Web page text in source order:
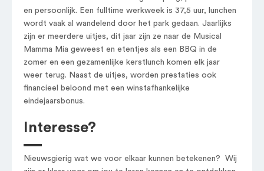
en persoonlijk. Een fulltime werkweek is 37,5 uur, lunchen
wordt vaak al wandelend door het park gedaan. Jaarlijks
zijn er meerdere uitjes, dit jaar zijn ze naar de Musical
Mamma Mia geweest en etentjes als een BBQ in de
zomer en een gezamenlijke kerstlunch komen elk jaar
weer terug. Naast de uitjes, worden prestaties ook
financieel beloond met een winstafhankelijke
eindejaarsbonus.
Interesse?
Nieuwsgierig wat we voor elkaar kunnen betekenen? Wij